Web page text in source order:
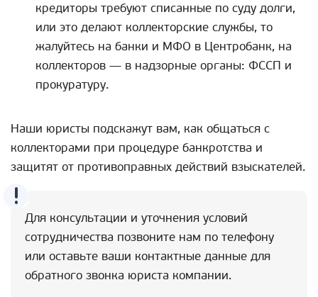
кредиторы требуют списанные по суду долги,
или это делают коллекторские службы, то
жалуйтесь на банки и МФО в Центробанк, на
коллекторов — в надзорные органы: ФССП и
прокуратуру.
Наши юристы подскажут вам, как общаться с
коллекторами при процедуре банкротства и
защитят от противоправных действий взыскателей.
Для консультации и уточнения условий
сотрудничества позвоните нам по телефону
или оставьте ваши контактные данные для
обратного звонка юриста компании.